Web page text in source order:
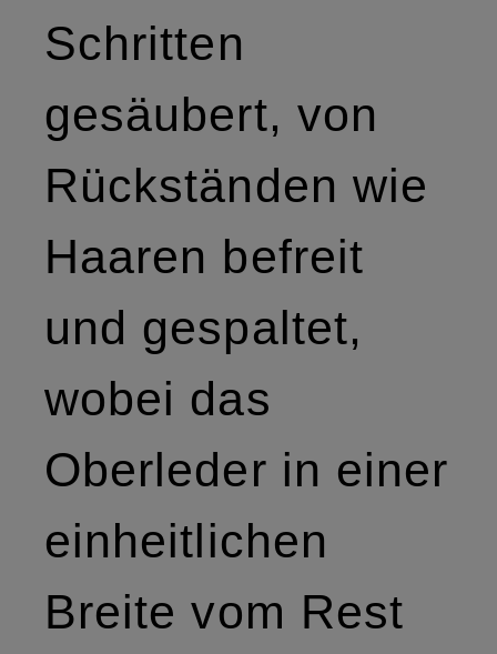
Schritten
gesäubert, von
Rückständen wie
Haaren befreit
und gespaltet,
wobei das
Oberleder in einer
einheitlichen
Breite vom Rest